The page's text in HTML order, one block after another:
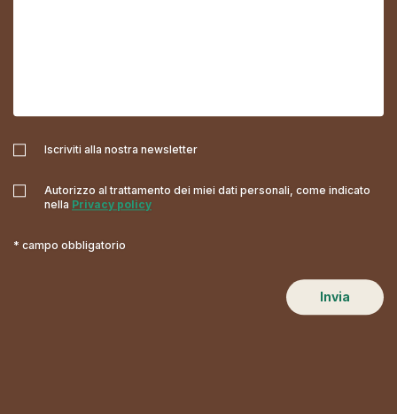
Iscriviti alla nostra newsletter
Autorizzo al trattamento dei miei dati personali, come indicato
nella Privacy policy
* campo obbligatorio
Invia